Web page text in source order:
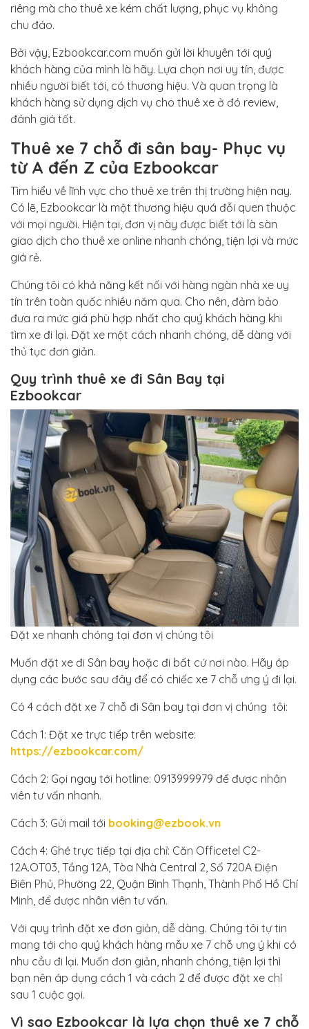
riêng mà cho thuê xe kém chất lượng, phục vụ không
chu đáo.
Bởi vậy, Ezbookcar.com muốn gửi lời khuyên tới quý
khách hàng của mình là hãy. Lựa chọn nơi uy tín, được
nhiều người biết tới, có thương hiệu. Và quan trọng là
khách hàng sử dụng dịch vụ cho thuê xe ở đó review,
đánh giá tốt.
Thuê xe 7 chỗ đi sân bay- Phục vụ
từ A đến Z của Ezbookcar
Tìm hiểu về lĩnh vực cho thuê xe trên thị trường hiện nay.
Có lẽ, Ezbookcar là một thương hiệu quá đỗi quen thuộc
với mọi người. Hiện tại, đơn vị này được biết tới là sàn
giao dịch cho thuê xe online nhanh chóng, tiện lợi và mức
giá rẻ.
Chúng tôi có khả năng kết nối với hàng ngàn nhà xe uy
tín trên toàn quốc nhiều năm qua. Cho nên, đảm bảo
đưa ra mức giá phù hợp nhất cho quý khách hàng khi
tìm xe đi lại. Đặt xe một cách nhanh chóng, dễ dàng với
thủ tục đơn giản.
Quy trình thuê xe đi Sân Bay tại
Ezbookcar
Đặt xe nhanh chóng tại đơn vị chúng tôi
Muốn đặt xe đi Sân bay hoặc đi bất cứ nơi nào. Hãy áp
dụng các bước sau đây để có chiếc xe 7 chỗ ưng ý đi lại.
Có 4 cách đặt xe 7 chỗ đi Sân bay tại đơn vị chúng tôi:
Cách 1: Đặt xe trực tiếp trên website:
https://ezbookcar.com/
Cách 2: Gọi ngay tới hotline: 0913999979 để được nhân
viên tư vấn nhanh.
Cách 3: Gửi mail tới booking@ezbook.vn
Cách 4: Ghé trực tiếp tại địa chỉ: Căn Officetel C2-
12A.OT03, Tầng 12A, Tòa Nhà Central 2, Số 720A Điện
Biên Phủ, Phường 22, Quận Bình Thạnh, Thành Phố Hồ Chí
Minh, để được nhân viên tư vấn.
Với quy trình đặt xe đơn giản, dễ dàng. Chúng tôi tự tin
mang tới cho quý khách hàng mẫu xe 7 chỗ ưng ý khi có
nhu cầu đi lại. Muốn đơn giản, nhanh chóng, tiện lợi thì
bạn nên áp dụng cách 1 và cách 2 để được đặt xe chỉ
sau 1 cuộc gọi.
Vì sao Ezbookcar là lựa chọn thuê xe 7 chỗ